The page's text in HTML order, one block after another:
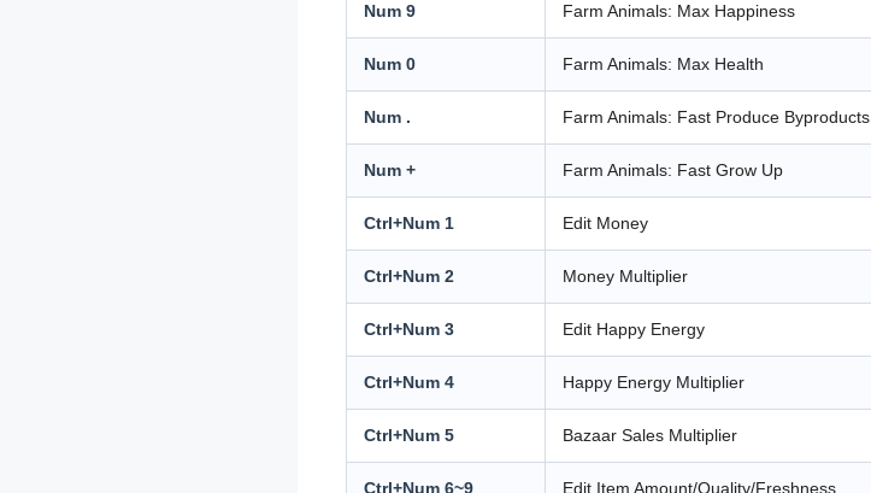
Num 9 Farm Animals: Max Happiness
Num 0 Farm Animals: Max Health
Num . Farm Animals: Fast Produce Byproducts
Num + Farm Animals: Fast Grow Up
Ctrl+Num 1 Edit Money
Ctrl+Num 2 Money Multiplier
Ctrl+Num 3 Edit Happy Energy
Ctrl+Num 4 Happy Energy Multiplier
Ctrl+Num 5 Bazaar Sales Multiplier
Ctrl+Num 6~9 Edit Item Amount/Quality/Freshness